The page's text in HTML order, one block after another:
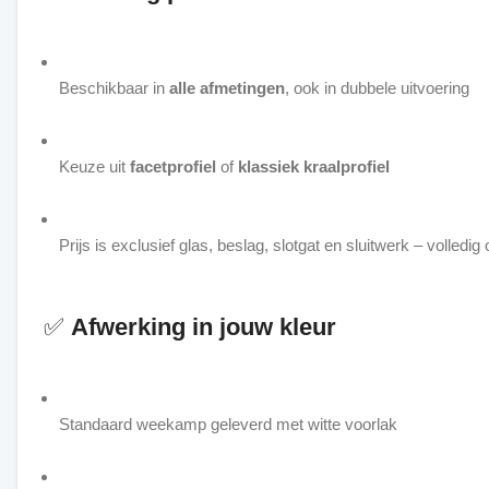
Beschikbaar in alle afmetingen, ook in dubbele uitvoering
Keuze uit facetprofiel of klassiek kraalprofiel
Prijs is exclusief glas, beslag, slotgat en sluitwerk – volledig
✅ Afwerking in jouw kleur
Standaard weekamp geleverd met witte voorlak